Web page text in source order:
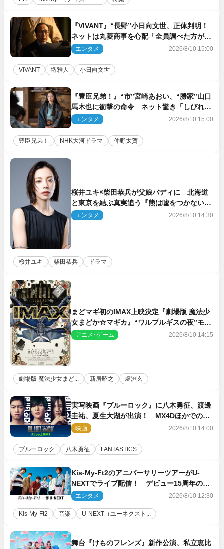
『VIVANT』“長野”小日向文世、正体判明！
ネットは丸菱商事を心配「全員調べた方がい
い」「魔境すぎん？？」
エンタメ 2026/8/10 15:00
VIVANT 堺雅人 小日向文世
『豊臣兄弟！』“市”宮崎あおい、“勝家”山口
馬木也に衝撃の命令 ネット驚き「しびれた
なぁ」「激アツ!!」（ネタバレあり）
エンタメ 2026/8/10 15:00
豊臣兄弟！ NHK大河ドラマ 仲野太賀
桜井ユキ×柴田恭兵が父娘バディに 北海道
と東京を結ぶ真実追う『熊は嘘をつかない』
2027年春放送
エンタメ 2026/8/10 14:30
桜井ユキ 柴田恭兵 ドラマ
まどマギ初のIMAX上映決定『劇場版 魔法少
女まどか☆マギカ』“ワルプルギスの夜”モチ
ーフのIMAX版ポスターも完成
アニメ･ゲーム 2026/8/10 14:15
劇場版 魔法少女まど... 新房昭之 虚淵玄
実写映画『ブルーロック』に八木勇征、渡邊
圭祐、夏生大湖が出演！ MX4Dほかでの上
映＆応援上映も決定
映画 2026/8/10 14:00
ブルーロック 八木勇征 FANTASTICS
Kis‐My‐Ft2のアニバーサリーツアーがU‐
NEXTでライブ配信！ デビュー15周年の記
念日に開催される特別な公演
エンタメ 2026/8/10 12:30
Kis‐My‐Ft2 音楽 U‐NEXT（ユーネクスト...
舞台『けものフレンズ』新作公演、私立恵比